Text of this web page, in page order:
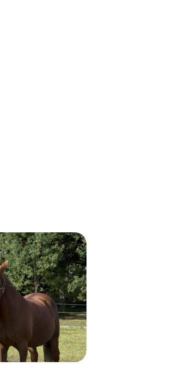
ja Teemu Kinnari 24.3 klo 18.30-
vaalipaneeli TO 9.3